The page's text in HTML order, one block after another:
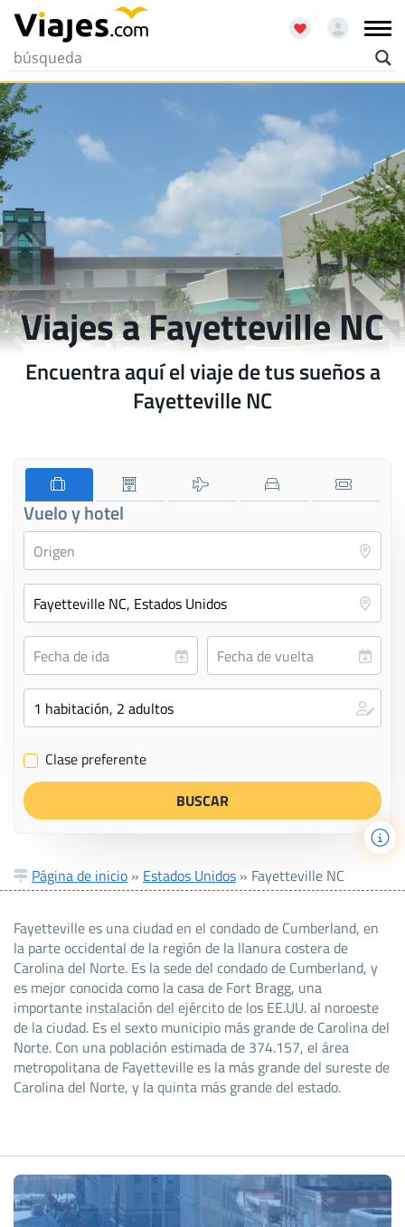
Viajes a Fayetteville NC
Encuentra aquí el viaje de tus sueños a
Fayetteville NC
Vuelo y hotel
✔ Clase preferente
Página de inicio » Estados Unidos » Fayetteville NC
Fayetteville es una ciudad en el condado de Cumberland, en
la parte occidental de la región de la llanura costera de
Carolina del Norte. Es la sede del condado de Cumberland, y
es mejor conocida como la casa de Fort Bragg, una
importante instalación del ejército de los EE.UU. al noroeste
de la ciudad. Es el sexto municipio más grande de Carolina del
Norte. Con una población estimada de 374.157, el área
metropolitana de Fayetteville es la más grande del sureste de
Carolina del Norte, y la quinta más grande del estado.